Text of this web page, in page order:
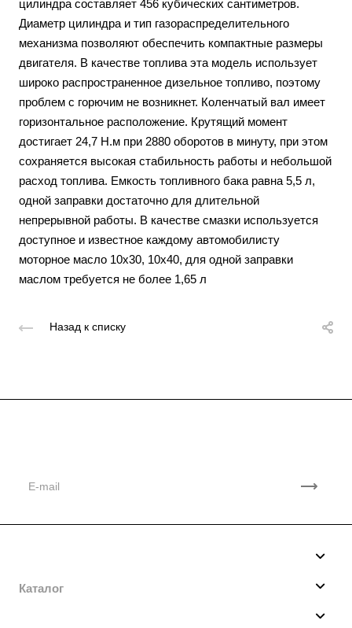
цилиндра составляет 456 кубических сантиметров.
Диаметр цилиндра и тип газораспределительного
механизма позволяют обеспечить компактные размеры
двигателя. В качестве топлива эта модель использует
широко распространенное дизельное топливо, поэтому
проблем с горючим не возникнет. Коленчатый вал имеет
горизонтальное расположение. Крутящий момент
достигает 24,7 Н.м при 2880 оборотов в минуту, при этом
сохраняется высокая стабильность работы и небольшой
расход топлива. Емкость топливного бака равна 5,5 л,
одной заправки достаточно для длительной
непрерывной работы. В качестве смазки используется
доступное и известное каждому автомобилисту
моторное масло 10х30, 10х40, для одной заправки
маслом требуется не более 1,65 л
Назад к списку
О нас
Каталог